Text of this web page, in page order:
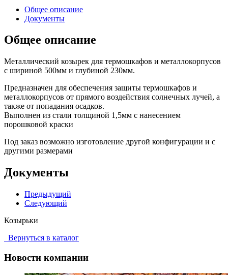
Общее описание
Документы
Общее описание
Металлический козырек для термошкафов и металлокорпусов
с шириной 500мм и глубиной 230мм.
Предназначен для обеспечения защиты термошкафов и
металлокорпусов от прямого воздействия солнечных лучей, а
также от попадания осадков.
Выполнен из стали толщиной 1,5мм с нанесением
порошковой краски
Под заказ возможно изготовление другой конфигурации и с
другими размерами
Документы
Предыдущий
Следующий
Козырьки
Вернуться в каталог
Новости компании